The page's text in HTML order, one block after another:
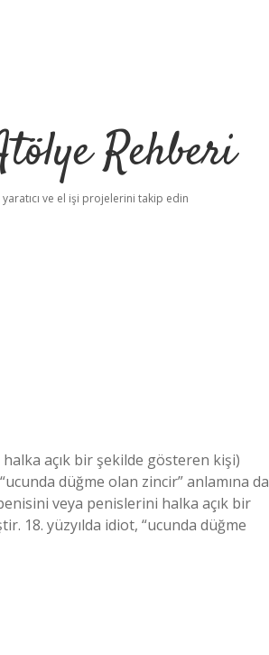
Rehberi
ve el işi projelerini takip edin
açık bir şekilde gösteren kişi)
düğme olan zincir” anlamına da
veya penislerini halka açık bir
18. yüzyılda idiot, “ucunda düğme